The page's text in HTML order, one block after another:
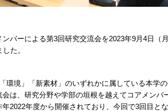
バーによる第3回研究交流会を2023年9月4日（
た。
環境」「新素材」のいずれかに属している本学
は、研究分野や学部の垣根を越えてコアメンバ
2022年度から開催されており、今回で3回目とな